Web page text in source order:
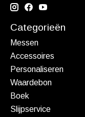
Categorieën
Messen
Accessoires
Personaliseren
Waardebon
Boek
Slijpservice